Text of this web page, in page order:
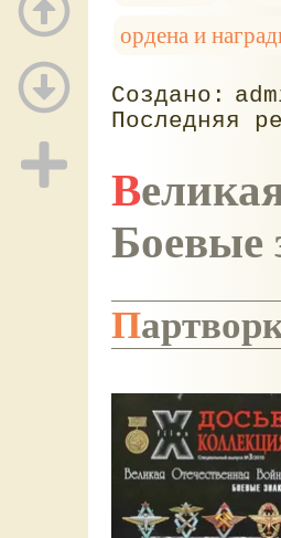
ордена и
Боевые